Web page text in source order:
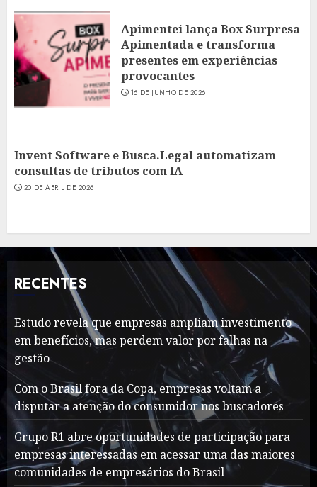
Apimentei lança Box Surpresa
Apimentada e transforma
presentes em experiências
provocantes
16 DE JUNHO DE 2026
Invent Software e Busca.Legal automatizam
consultas de tributos com IA
20 DE ABRIL DE 2026
RECENTES
Estudo revela que empresas ampliam investimento
em benefícios, mas perdem valor por falhas na
gestão
Com o Brasil fora da Copa, empresas voltam a
disputar a atenção do consumidor nos buscadores
Grupo R1 abre oportunidades de participação para
empresas interessadas em acessar uma das maiores
comunidades de empresários do Brasil